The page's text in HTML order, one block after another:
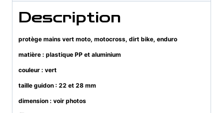
Description
protège mains vert moto, motocross, dirt bike, enduro
matière : plastique PP et aluminium
couleur : vert
taille guidon : 22 et 28 mm
dimension : voir photos